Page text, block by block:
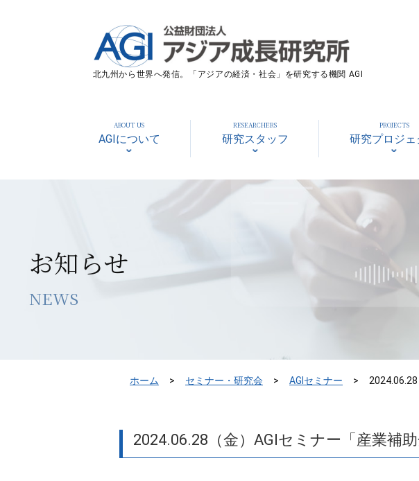
北九州から世界へ発信。「アジアの経済・社会」を研究する機関 AGI
ABOUT US
AGIについて
RESEARCHERS
研究スタッフ
PROJECTS
研究プロジェ
お知らせ
NEWS
ホーム セミナー・研究会 AGIセミナー
2024.06.28（金）AGIセミナー「産業補